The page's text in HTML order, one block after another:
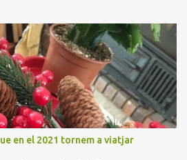
la tranquil·litat d'un poble que
Us animem a descobrir aquest
captivar per la seva bellesa!
en el 2021 tornem a viatjar